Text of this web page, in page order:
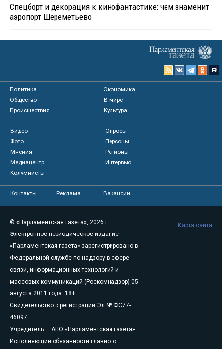
Спецборт и декорация к кинофантастике: чем знаменит
аэропорт Шереметьево
Политика
Экономика
Общество
В мире
Происшествия
Культура
Видео
Опросы
Фото
Персоны
Мнения
Регионы
Медиацентр
Интервью
Колумнисты
Контакты Реклама Вакансии
© «Парламентская газета», 2026 г.
Электронное периодическое издание
«Парламентская газета» зарегистрировано в
Федеральной службе по надзору в сфере
связи, информационных технологий и
массовых коммуникаций (Роскомнадзор) 05
августа 2011 года. 18+
Свидетельство о регистрации Эл № ФС77-
46097
Учредитель — АНО «Парламентская газета»
Исполняющий обязанности главного
Карта сайта